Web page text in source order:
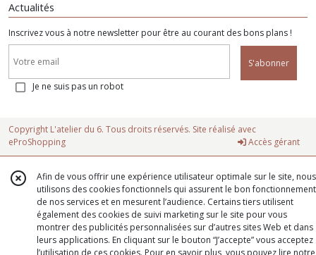
Actualités
Inscrivez vous à notre newsletter pour être au courant des bons plans !
S'abonner
Je ne suis pas un robot
Copyright L'atelier du 6. Tous droits réservés. Site réalisé avec
eProShopping
Accès gérant
Afin de vous offrir une expérience utilisateur optimale sur le site, nous
utilisons des cookies fonctionnels qui assurent le bon fonctionnement
de nos services et en mesurent l’audience. Certains tiers utilisent
également des cookies de suivi marketing sur le site pour vous
montrer des publicités personnalisées sur d’autres sites Web et dans
leurs applications. En cliquant sur le bouton “J’accepte” vous acceptez
l’utilisation de ces cookies. Pour en savoir plus, vous pouvez lire notre